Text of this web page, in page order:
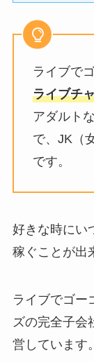
ライブで
ライブチ
アダルト
で、JK（
です。
好きな時にい
稼ぐことが出
ライブでゴー
ズの完全子会
営しています。